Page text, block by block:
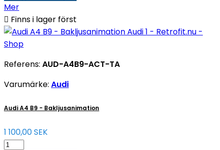
Mer
 Finns i lager först
Referens: AUD-A4B9-ACT-TA
Varumärke: Audi
Audi A4 B9 - Bakljusanimation
1 100,00 SEK